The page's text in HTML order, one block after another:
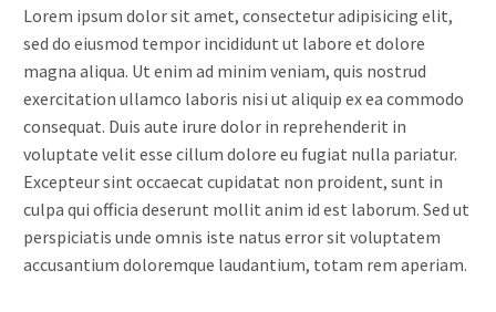
Lorem ipsum dolor sit amet, consectetur adipisicing elit,
sed do eiusmod tempor incididunt ut labore et dolore
magna aliqua. Ut enim ad minim veniam, quis nostrud
exercitation ullamco laboris nisi ut aliquip ex ea commodo
consequat. Duis aute irure dolor in reprehenderit in
voluptate velit esse cillum dolore eu fugiat nulla pariatur.
Excepteur sint occaecat cupidatat non proident, sunt in
culpa qui officia deserunt mollit anim id est laborum. Sed ut
perspiciatis unde omnis iste natus error sit voluptatem
accusantium doloremque laudantium, totam rem aperiam.